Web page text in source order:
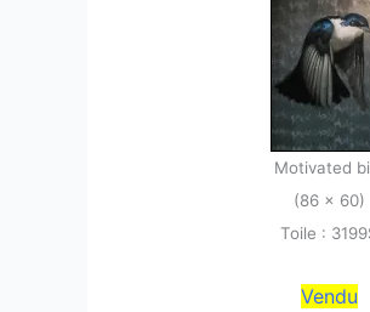
Motivated
(86 x 60)
Toile :
Vendu